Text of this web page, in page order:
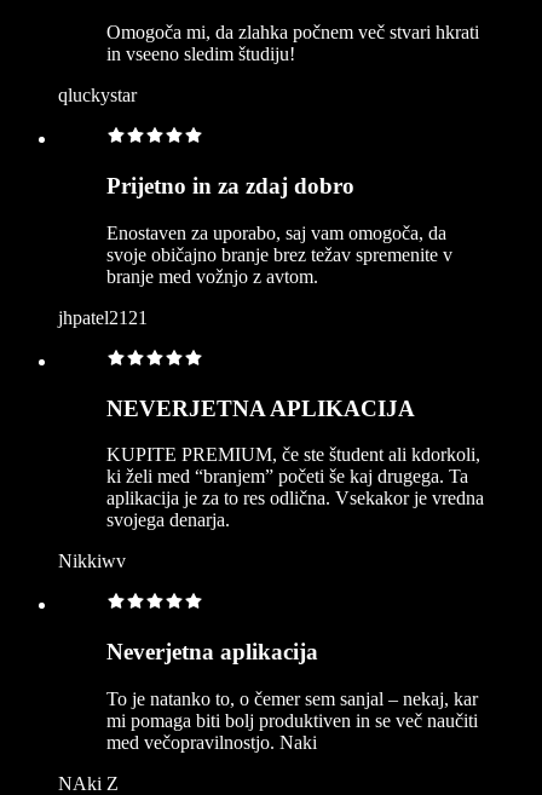
Omogoča mi, da zlahka počnem več stvari hkrati
in vseeno sledim študiju!
qluckystar
Prijetno in za zdaj dobro
Enostaven za uporabo, saj vam omogoča, da
svoje običajno branje brez težav spremenite v
branje med vožnjo z avtom.
jhpatel2121
NEVERJETNA APLIKACIJA
KUPITE PREMIUM, če ste študent ali kdorkoli,
ki želi med “branjem” početi še kaj drugega. Ta
aplikacija je za to res odlična. Vsekakor je vredna
svojega denarja.
Nikkiwv
Neverjetna aplikacija
To je natanko to, o čemer sem sanjal – nekaj, kar
mi pomaga biti bolj produktiven in se več naučiti
med večopravilnostjo. Naki
NAki Z